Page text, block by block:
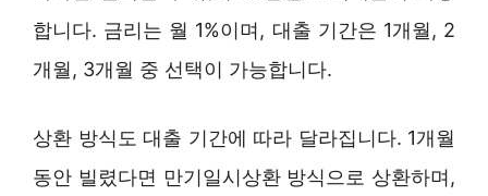
합니다. 금리는 월 1%이며, 대출 기간은 1개월, 2
개월, 3개월 중 선택이 가능합니다.
상환 방식도 대출 기간에 따라 달라집니다. 1개월
동안 빌렸다면 만기일시상환 방식으로 상환하며,